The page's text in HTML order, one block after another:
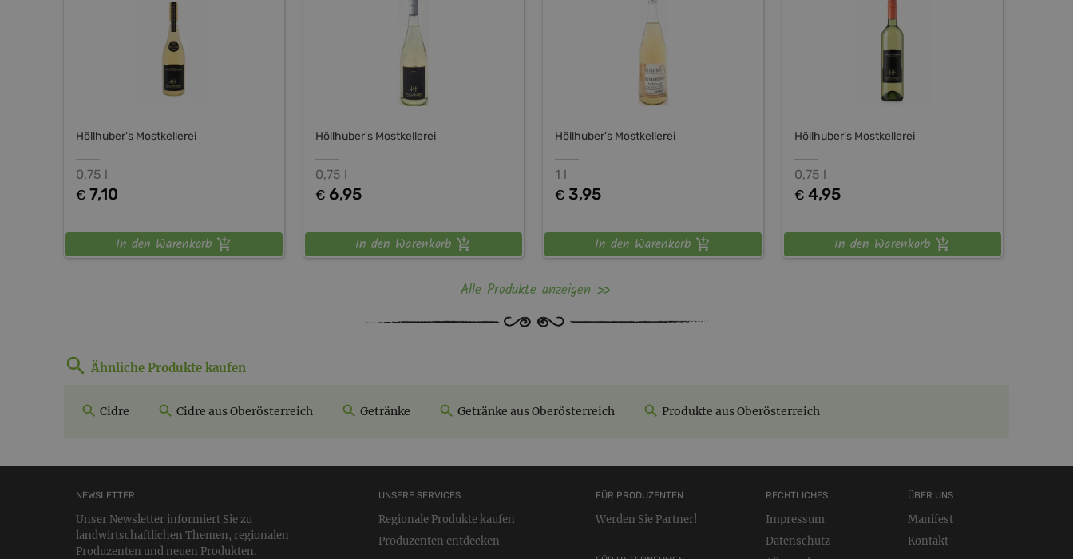
Höllhuber's Mostkellerei
0,75 l
€ 7,10
In den Warenkorb
Höllhuber's Mostkellerei
0,75 l
€ 6,95
In den Warenkorb
Höllhuber's Mostkellerei
1 l
€ 3,95
In den Warenkorb
Höllhuber's Mostkellerei
0,75 l
€ 4,95
In den Warenkorb
Alle Produkte anzeigen
Ähnliche Produkte kaufen
Cidre Cidre aus Oberösterreich Getränke Getränke aus Oberösterreich Produkte aus Oberösterreich
NEWSLETTER
Unser Newsletter informiert Sie zu
landwirtschaftlichen Themen, regionalen
Produzenten und neuen Produkten.
UNSERE SERVICES
Regionale Produkte kaufen
Produzenten entdecken
FÜR PRODUZENTEN
Werden Sie Partner!
RECHTLICHES
Impressum
Datenschutz
ÜBER UNS
Manifest
Kontakt